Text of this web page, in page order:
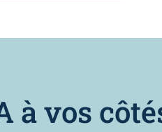
à vos